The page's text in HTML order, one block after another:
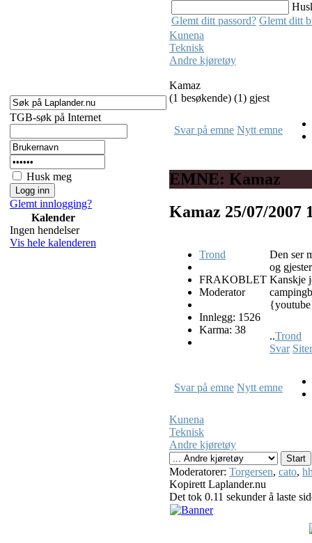
TGB-søk på Internet
Husk meg
Glemt innlogging?
Kalender
Ingen hendelser
Vis hele kalenderen
Glemt ditt passord? Glemt ditt
Kunena
Teknisk
Andre kjøretøy
Kamaz
(1 besøkende) (1) gjest
Svar på emne Nytt emne
EMNE: Kamaz
Kamaz 25/07/2007
Trond
FRAKOBLET
Moderator
Innlegg: 1526
Karma: 38
Den ser
og
Kanskje
..Trond
Svar Siter
Svar på emne Nytt emne
Kunena
Teknisk
Andre kjøretøy
Moderatorer: Torgersen, cato,
Kopirett Laplander.nu
Det tok 0.11 sekunder å laste